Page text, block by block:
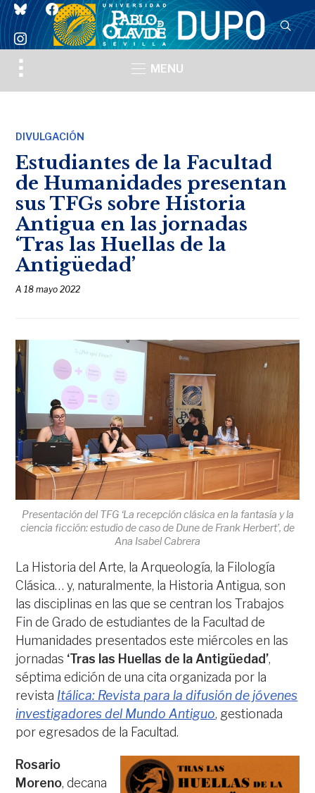
blueskyfacebook
instagram
Toggle
sidebar
MENU
DIVULGACIÓN
Estudiantes de la Facultad
de Humanidades presentan
sus TFGs sobre Historia
Antigua en las jornadas
‘Tras las Huellas de la
Antigüedad’
A18 mayo 2022
Presentación del TFG ‘La recepción clásica en la fantasía y la
ciencia ficción: estudio de caso de Dune de Frank Herbert’, de
Ana Isabel Cabrera
La Historia del Arte, la Arqueología, la Filología
Clásica… y, naturalmente, la Historia Antigua, son
las disciplinas en las que se centran los Trabajos
Fin de Grado de estudiantes de la Facultad de
Humanidades presentados este miércoles en las
jornadas ‘Tras las Huellas de la Antigüedad’,
séptima edición de una cita organizada por la
revista Itálica: Revista para la difusión de jóvenes
investigadores del Mundo Antiguo, gestionada
por egresados de la Facultad.
Rosario
Moreno, decana